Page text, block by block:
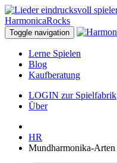
Toggle navigation
Lerne Spielen
Blog
Kaufberatung
LOGIN zur Spielfabrik
Über
HR
Mundharmonika-Arten